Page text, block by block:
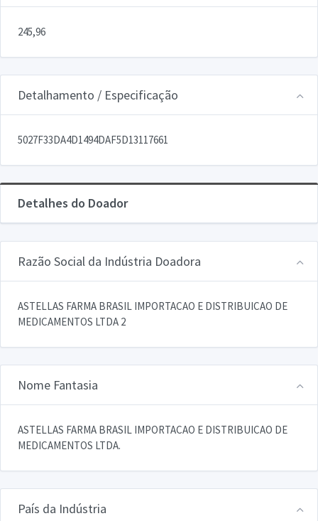
245,96
Detalhamento / Especificação
5027F33DA4D1494DAF5D13117661
Detalhes do Doador
Razão Social da Indústria Doadora
ASTELLAS FARMA BRASIL IMPORTACAO E DISTRIBUICAO DE
MEDICAMENTOS LTDA 2
Nome Fantasia
ASTELLAS FARMA BRASIL IMPORTACAO E DISTRIBUICAO DE
MEDICAMENTOS LTDA.
País da Indústria